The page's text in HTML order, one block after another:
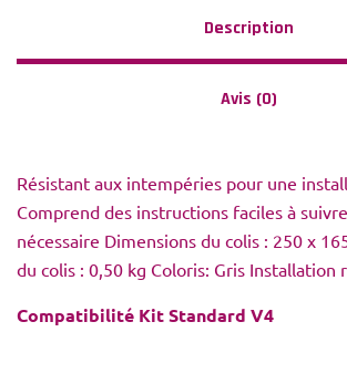
Description
Avis (0)
Résistant aux intempéries pour une
Comprend des instructions faciles à suivre
nécessaire Dimensions du colis : 250 x
du colis : 0,50 kg Coloris: Gris Installation
Compatibilité Kit Standard V4